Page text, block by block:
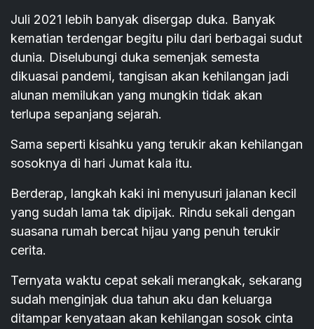
Juli 2021 lebih banyak disergap duka. Banyak
kematian terdengar begitu pilu dari berbagai sudut
dunia. Diselubungi duka semenjak semesta
dikuasai pandemi, tangisan akan kehilangan jadi
alunan memilukan yang mungkin tidak akan
terlupa sepanjang sejarah.
Sama seperti kisahku yang terukir akan kehilangan
sosoknya di hari Jumat kala itu.
Berderap, langkah kaki ini menyusuri jalanan kecil
yang sudah lama tak dipijak. Rindu sekali dengan
suasana rumah bercat hijau yang penuh terukir
cerita.
Ternyata waktu cepat sekali merangkak, sekarang
sudah menginjak dua tahun aku dan keluarga
ditampar kenyataan akan kehilangan sosok cinta